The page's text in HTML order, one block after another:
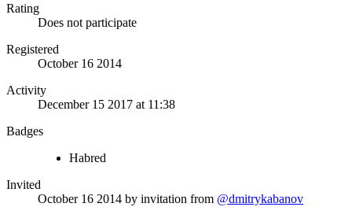
Rating
Does not participate
Registered
October 16 2014
Activity
December 15 2017 at 11:38
Badges
Habred
Invited
October 16 2014 by invitation from @dmitrykabanov